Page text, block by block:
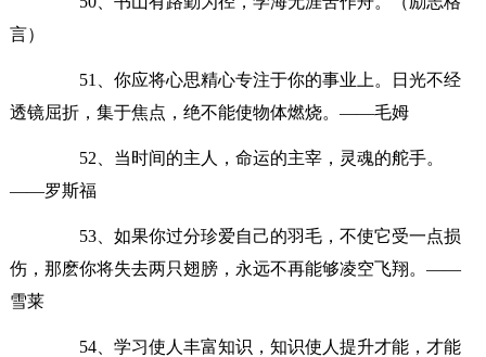
言）
51、你应将心思精心专注于你的事业上。日光不经
透镜屈折，集于焦点，绝不能使物体燃烧。——毛姆
52、当时间的主人，命运的主宰，灵魂的舵手。
——罗斯福
53、如果你过分珍爱自己的羽毛，不使它受一点损
伤，那麽你将失去两只翅膀，永远不再能够凌空飞翔。——
雪莱
54、学习使人丰富知识，知识使人提升才能，才能